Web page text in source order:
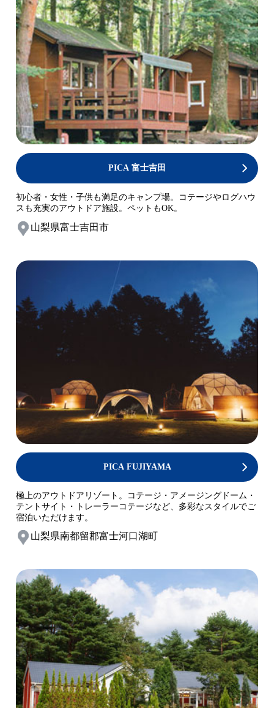
PICA 富士吉田
初心者・女性・子供も満足のキャンプ場。コテージやログハウ
スも充実のアウトドア施設。ペットもOK。
山梨県富士吉田市
PICA FUJIYAMA
極上のアウトドアリゾート。コテージ・アメージングドーム・
テントサイト・トレーラーコテージなど、多彩なスタイルでご
宿泊いただけます。
山梨県南都留郡富士河口湖町